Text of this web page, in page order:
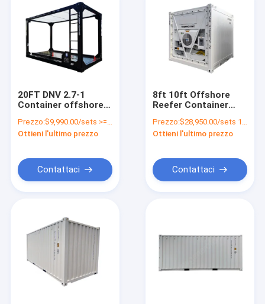
Prodotti
Chi siamo
Fatory Tour
20FT DNV 2.7-1
Container offshore
petrolio e gas Lifting
Skid Slings Starting
Prezzo:$9,990.00/sets >=1 sets
Ottieni l'ultimo prezzo
Contattaci
8ft 10ft Offshore
Reefer Container
Container per
richiesta dei clienti
Prezzo:$28,950.00/sets 1-4 sets
Ottieni l'ultimo prezzo
Contattaci